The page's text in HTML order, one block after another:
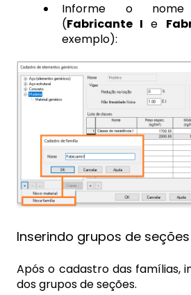
Informe o
(Fabricante I e
exemplo):
Inserindo grupos de seções
Após o cadastro das famílias,
dos grupos de seções.